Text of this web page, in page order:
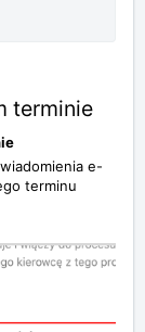
terminie
e-
terminu